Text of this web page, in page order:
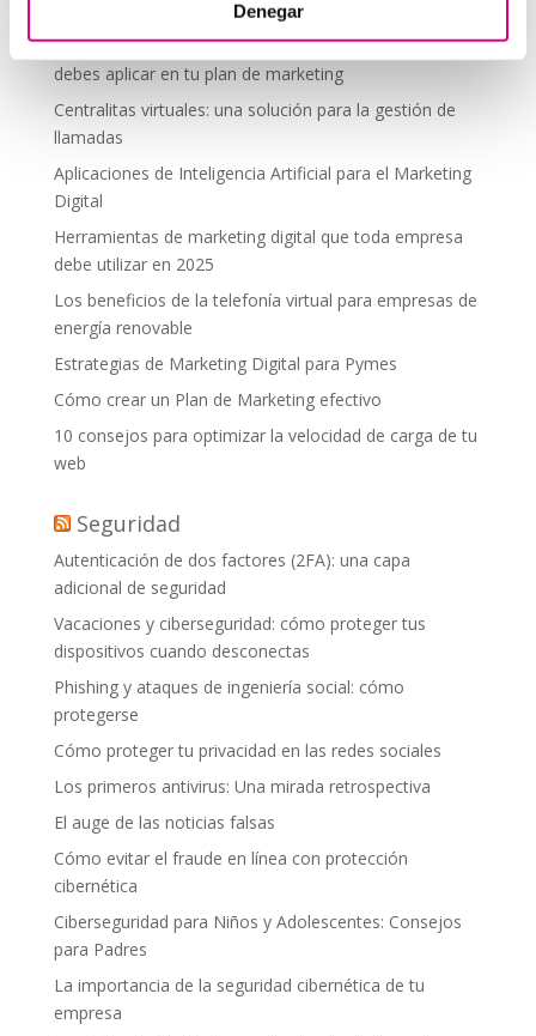
Denegar
Tendencias actuales en marketing y publicidad que
debes aplicar en tu plan de marketing
Centralitas virtuales: una solución para la gestión de
llamadas
Aplicaciones de Inteligencia Artificial para el Marketing
Digital
Herramientas de marketing digital que toda empresa
debe utilizar en 2025
Los beneficios de la telefonía virtual para empresas de
energía renovable
Estrategias de Marketing Digital para Pymes
Cómo crear un Plan de Marketing efectivo
10 consejos para optimizar la velocidad de carga de tu
web
Seguridad
Autenticación de dos factores (2FA): una capa
adicional de seguridad
Vacaciones y ciberseguridad: cómo proteger tus
dispositivos cuando desconectas
Phishing y ataques de ingeniería social: cómo
protegerse
Cómo proteger tu privacidad en las redes sociales
Los primeros antivirus: Una mirada retrospectiva
El auge de las noticias falsas
Cómo evitar el fraude en línea con protección
cibernética
Ciberseguridad para Niños y Adolescentes: Consejos
para Padres
La importancia de la seguridad cibernética de tu
empresa